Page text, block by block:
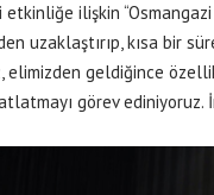
ilişkin
uzaklaştırıp, kısa bir
elimizden geldiğince
görev